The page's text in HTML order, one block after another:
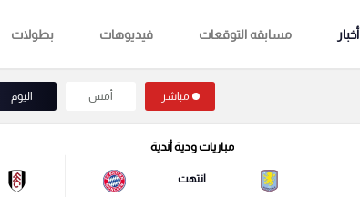
أخبار مسابقه التوقعات فيديوهات بطولات
مباشر أمس اليوم
مباريات ودية أندية
انتهت